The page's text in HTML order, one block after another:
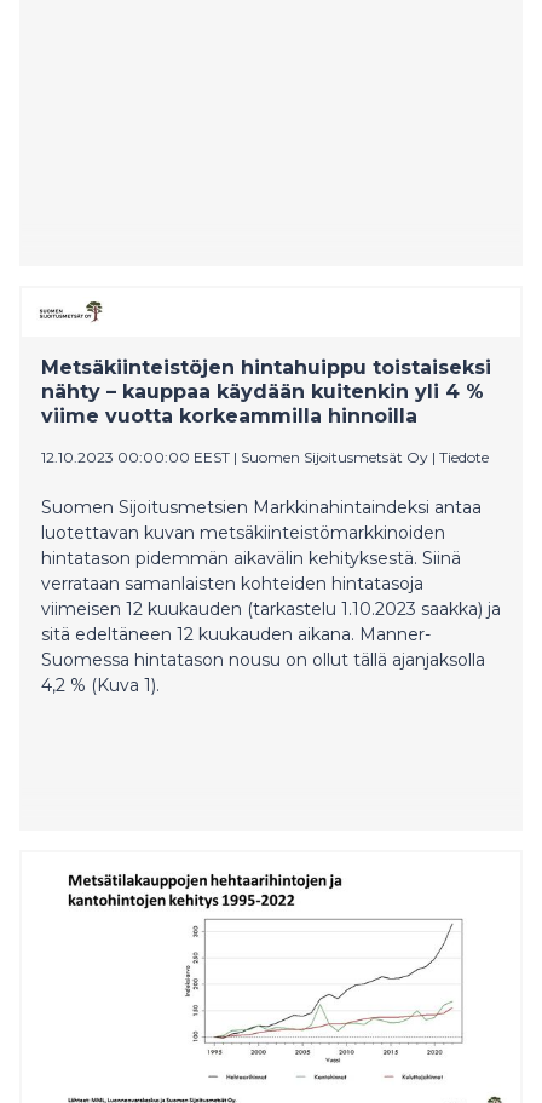
Metsäkiinteistöjen hintahuippu toistaiseksi
nähty – kauppaa käydään kuitenkin yli 4 %
viime vuotta korkeammilla hinnoilla
12.10.2023 00:00:00 EEST | Suomen Sijoitusmetsät Oy | Tiedote
Suomen Sijoitusmetsien Markkinahintaindeksi antaa
luotettavan kuvan metsäkiinteistömarkkinoiden
hintatason pidemmän aikavälin kehityksestä. Siinä
verrataan samanlaisten kohteiden hintatasoja
viimeisen 12 kuukauden (tarkastelu 1.10.2023 saakka) ja
sitä edeltäneen 12 kuukauden aikana. Manner-
Suomessa hintatason nousu on ollut tällä ajanjaksolla
4,2 % (Kuva 1).